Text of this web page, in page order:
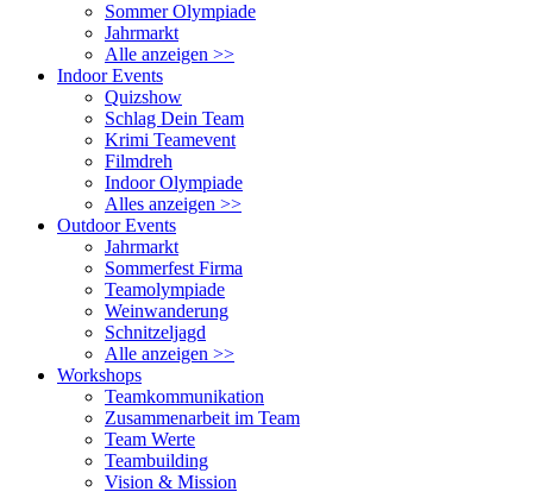
Sommer Olympiade
Jahrmarkt
Alle anzeigen >>
Indoor Events
Quizshow
Schlag Dein Team
Krimi Teamevent
Filmdreh
Indoor Olympiade
Alles anzeigen >>
Outdoor Events
Jahrmarkt
Sommerfest Firma
Teamolympiade
Weinwanderung
Schnitzeljagd
Alle anzeigen >>
Workshops
Teamkommunikation
Zusammenarbeit im Team
Team Werte
Teambuilding
Vision & Mission